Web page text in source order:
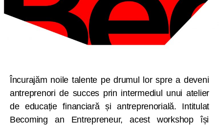
Încurajăm noile talente pe drumul lor spre a deveni
antreprenori de succes prin intermediul unui atelier
de educație financiară și antreprenorială. Intitulat
Becoming an Entrepreneur, acest workshop își